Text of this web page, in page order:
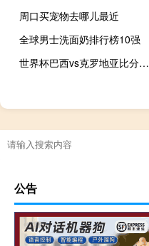
周口买宠物去哪儿最近
全球男士洗面奶排行榜10强
世界杯巴西vs克罗地亚比分谁赢了 巴西世界杯赛程表比分
公告